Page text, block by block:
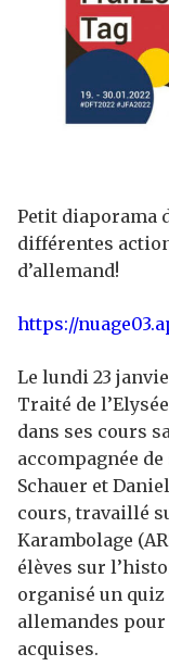
Petit diaporama
différentes
d’allemand!
https://
Le lundi 23
Traité de
dans ses cours
accompagnée
Schauer et
cours, travaillé
Karambolage
élèves sur
organisé un
allemandes
acquises.